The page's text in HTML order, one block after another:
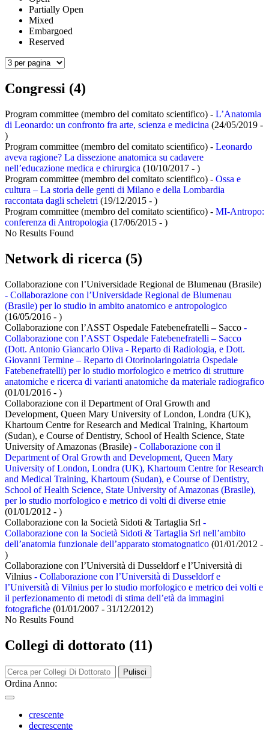
Partially Open
Mixed
Embargoed
Reserved
Congressi (4)
Program committee (membro del comitato scientifico) - L’Anatomia
di Leonardo: un confronto fra arte, scienza e medicina (24/05/2019 -
)
Program committee (membro del comitato scientifico) - Leonardo
aveva ragione? La dissezione anatomica su cadavere
nell’educazione medica e chirurgica (10/10/2017 - )
Program committee (membro del comitato scientifico) - Ossa e
cultura – La storia delle genti di Milano e della Lombardia
raccontata dagli scheletri (19/12/2015 - )
Program committee (membro del comitato scientifico) - MI-Antropo:
conferenza di Antropologia (17/06/2015 - )
No Results Found
Network di ricerca (5)
Collaborazione con l’Universidade Regional de Blumenau (Brasile)
- Collaborazione con l’Universidade Regional de Blumenau
(Brasile) per lo studio in ambito anatomico e antropologico
(16/05/2016 - )
Collaborazione con l’ASST Ospedale Fatebenefratelli – Sacco -
Collaborazione con l’ASST Ospedale Fatebenefratelli – Sacco
(Dott. Antonio Giancarlo Oliva - Reparto di Radiologia, e Dott.
Giovanni Termine – Reparto di Otorinolaringoiatria Ospedale
Fatebenefratelli) per lo studio morfologico e metrico di strutture
anatomiche e ricerca di varianti anatomiche da materiale radiografico
(01/01/2016 - )
Collaborazione con il Department of Oral Growth and
Development, Queen Mary University of London, Londra (UK),
Khartoum Centre for Research and Medical Training, Khartoum
(Sudan), e Course of Dentistry, School of Health Science, State
University of Amazonas (Brasile) - Collaborazione con il
Department of Oral Growth and Development, Queen Mary
University of London, Londra (UK), Khartoum Centre for Research
and Medical Training, Khartoum (Sudan), e Course of Dentistry,
School of Health Science, State University of Amazonas (Brasile),
per lo studio morfologico e metrico di volti di diverse etnie
(01/01/2012 - )
Collaborazione con la Società Sidoti & Tartaglia Srl -
Collaborazione con la Società Sidoti & Tartaglia Srl nell’ambito
dell’anatomia funzionale dell’apparato stomatognatico (01/01/2012 -
)
Collaborazione con l’Università di Dusseldorf e l’Università di
Vilnius - Collaborazione con l’Università di Dusseldorf e
l’Università di Vilnius per lo studio morfologico e metrico dei volti e
il perfezionamento di metodi di stima dell’età da immagini
fotografiche (01/01/2007 - 31/12/2012)
No Results Found
Collegi di dottorato (11)
Pulisci
Ordina Anno:
crescente
decrescente